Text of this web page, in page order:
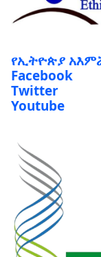
የኢትዮጵያ
Facebook
Twitter
Youtube